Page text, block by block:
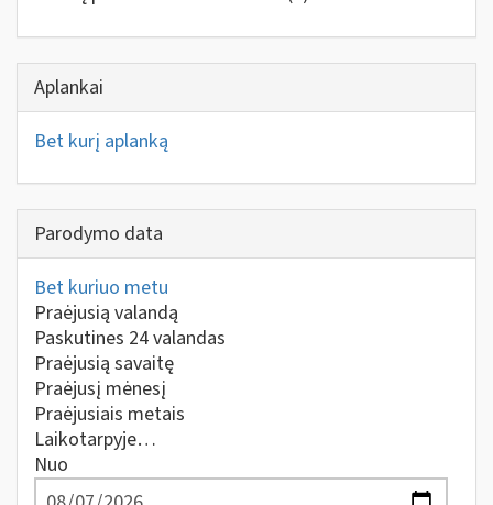
Aplankai
Bet kurį aplanką
Parodymo data
Bet kuriuo metu
Praėjusią valandą
Paskutines 24 valandas
Praėjusią savaitę
Praėjusį mėnesį
Praėjusiais metais
Laikotarpyje…
Nuo